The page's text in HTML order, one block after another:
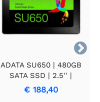

ADATA SU650 | 480GB
SATA SSD | 2.5'' |
500MB/s lezen |
440MB/s schrijven
€ 188,40